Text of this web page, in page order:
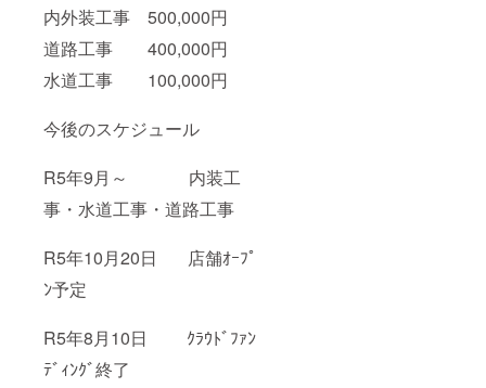
内外装工事 500,000円
道路工事 400,000円
水道工事 100,000円
今後のスケジュール
R5年9月～ 内装工
事・水道工事・道路工事
R5年10月20日 店舗ｵｰﾌﾟ
ﾝ予定
R5年8月10日 ｸﾗｳﾄﾞﾌｧﾝ
ﾃﾞｨﾝｸﾞ終了